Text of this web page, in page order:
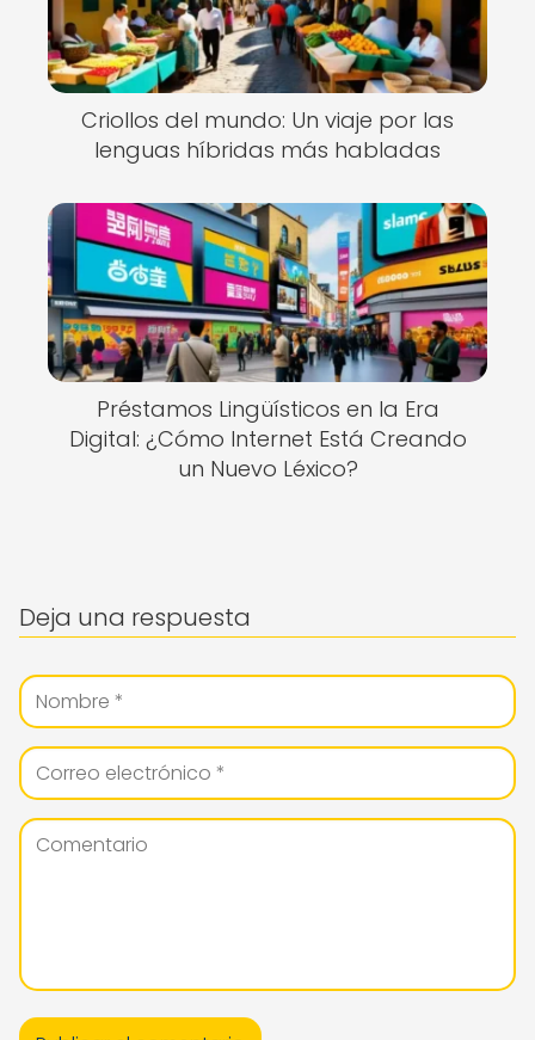
Criollos del mundo: Un viaje por las
lenguas híbridas más habladas
Préstamos Lingüísticos en la Era
Digital: ¿Cómo Internet Está Creando
un Nuevo Léxico?
Deja una respuesta